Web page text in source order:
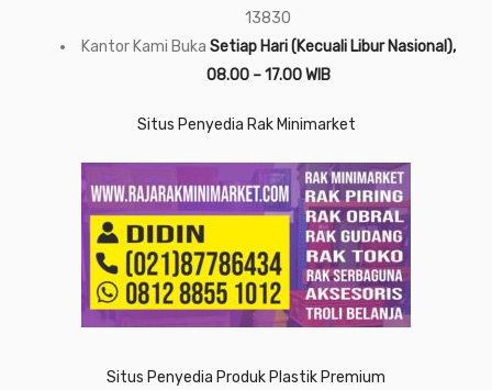
13830
Kantor Kami Buka Setiap Hari (Kecuali Libur Nasional),
08.00 – 17.00 WIB
Situs Penyedia Rak Minimarket
Situs Penyedia Produk Plastik Premium